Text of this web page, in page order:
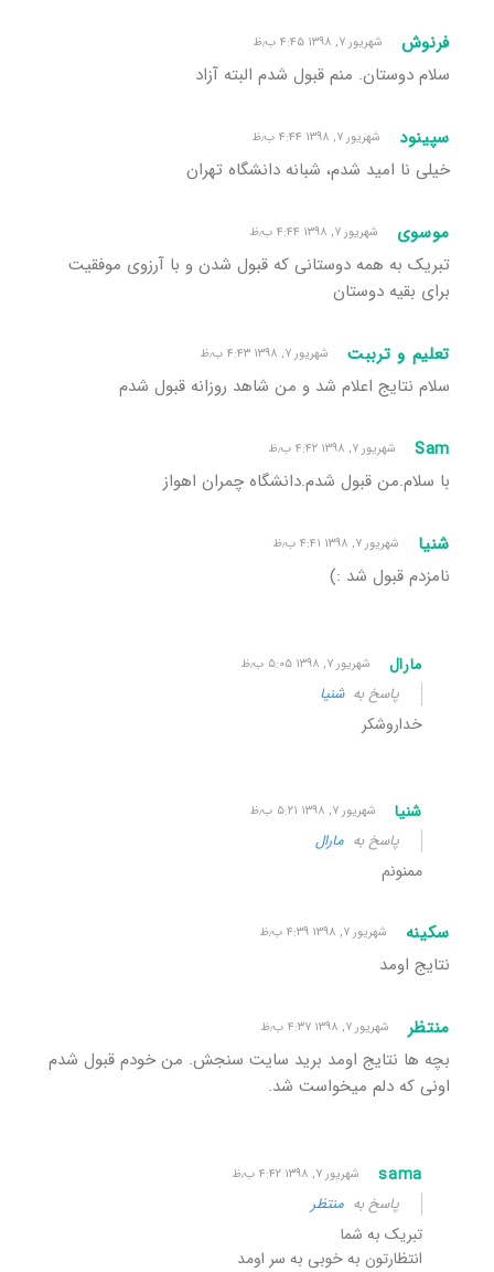
فرنوش شهریور ۷, ۱۳۹۸ ۴:۴۵ ب٫ظ
سلام دوستان. منم قبول شدم البته آزاد
سپینود شهریور ۷, ۱۳۹۸ ۴:۴۴ ب٫ظ
خیلی نا امید شدم، شبانه دانشگاه تهران
موسوی شهریور ۷, ۱۳۹۸ ۴:۴۴ ب٫ظ
تبریک به همه دوستانی که قبول شدن و با آرزوی موفقیت
برای بقیه دوستان
تعلیم و ترببت شهریور ۷, ۱۳۹۸ ۴:۴۳ ب٫ظ
سلام نتایج اعلام شد و من شاهد روزانه قبول شدم
Sam شهریور ۷, ۱۳۹۸ ۴:۴۲ ب٫ظ
با سلام.من قبول شدم.دانشگاه چمران اهواز
شنیا شهریور ۷, ۱۳۹۸ ۴:۴۱ ب٫ظ
نامزدم قبول شد :)
مارال شهریور ۷, ۱۳۹۸ ۵:۰۵ ب٫ظ
پاسخ بهشنیا
خداروشکر
شنیا شهریور ۷, ۱۳۹۸ ۵:۲۱ ب٫ظ
پاسخ به مارال
ممنونم
سکینه شهریور ۷, ۱۳۹۸ ۴:۳۹ ب٫ظ
نتایج اومد
منتظر شهریور ۷, ۱۳۹۸ ۴:۳۷ ب٫ظ
بچه ها نتایج اومد برید سایت سنجش. من خودم قبول شدم
اونی که دلم میخواست شد.
sama شهریور ۷, ۱۳۹۸ ۴:۴۲ ب٫ظ
پاسخ به منتظر
تبریک به شما
انتظارتون به خوبی به سر اومد